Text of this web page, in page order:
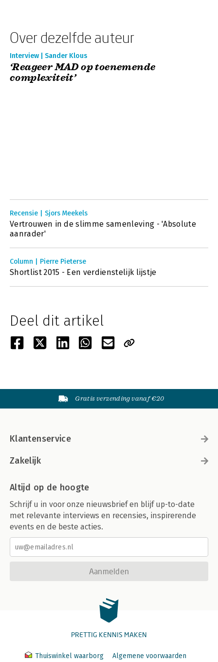
Over dezelfde auteur
Interview | Sander Klous
‘Reageer MAD op toenemende
complexiteit’
Recensie | Sjors Meekels
Vertrouwen in de slimme samenleving - 'Absolute
aanrader'
Column | Pierre Pieterse
Shortlist 2015 - Een verdienstelijk lijstje
Deel dit artikel
Gratis verzending vanaf €20
Klantenservice
Zakelijk
Altijd op de hoogte
Schrijf u in voor onze nieuwsbrief en blijf up-to-date
met relevante interviews en recensies, inspirerende
events en de beste acties.
Aanmelden
PRETTIG KENNIS MAKEN
Thuiswinkel waarborg Algemene voorwaarden